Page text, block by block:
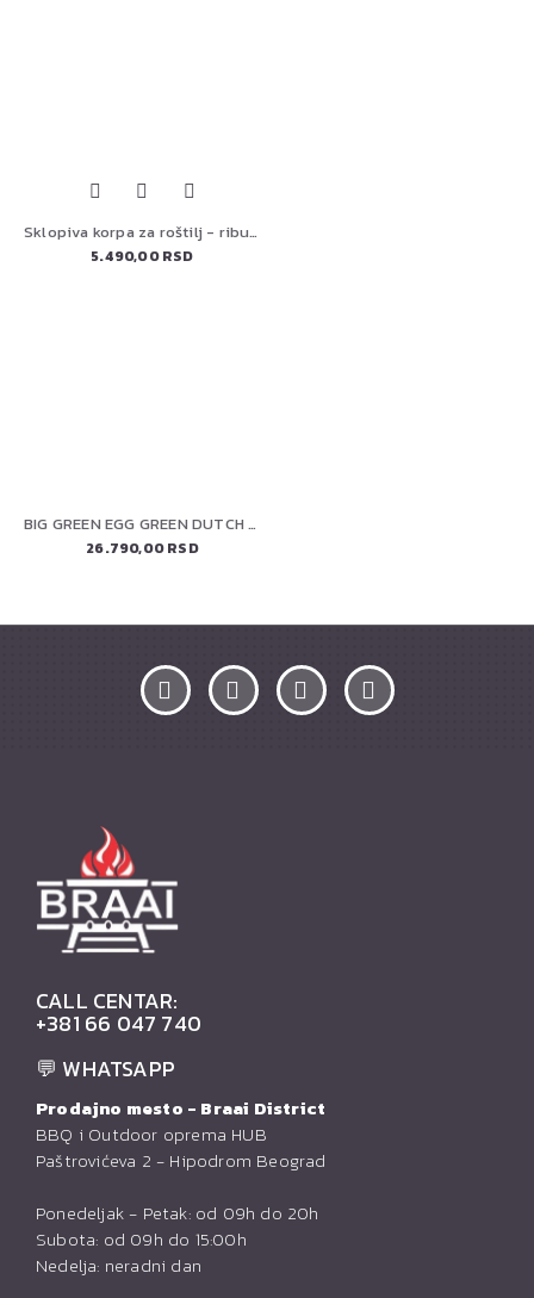
Sklopiva korpa za roštilj - ribu 57012
5.490,00 RSD
BIG GREEN EGG GREEN DUTCH LONAC OVALNI
26.790,00 RSD
CALL CENTAR:
+381 66 047 740
💬 WHATSAPP
Prodajno mesto - Braai District
BBQ i Outdoor oprema HUB
Paštrovićeva 2 - Hipodrom Beograd
Ponedeljak - Petak: od 09h do 20h
Subota: od 09h do 15:00h
Nedelja: neradni dan